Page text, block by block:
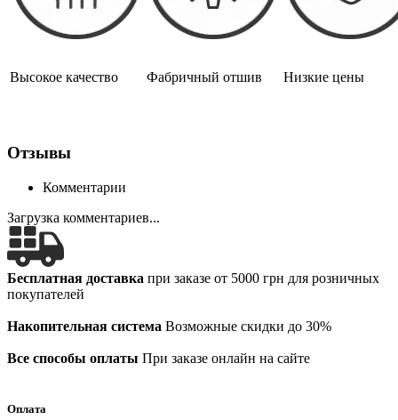
Высокое качество Фабричный отшив Низкие цены
Отзывы
Комментарии
Загрузка комментариев...
Бесплатная доставка при заказе от 5000 грн для розничных
покупателей
Накопительная система Возможные скидки до 30%
Все способы оплаты При заказе онлайн на сайте
Оплата